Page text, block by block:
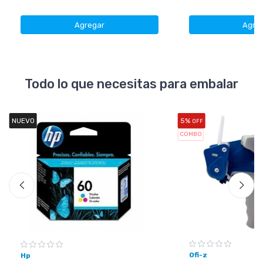
Agregar
Todo lo que necesitas para embalar
NUEVO
Hp
5% OFF
COMBO
Ofi-z